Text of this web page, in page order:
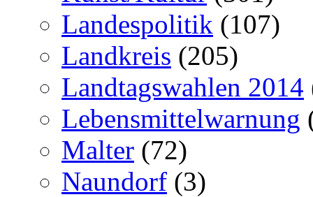
Landespolitik (107)
Landkreis (205)
Landtagswahlen 2014
Lebensmittelwarnung
Malter (72)
Naundorf (3)